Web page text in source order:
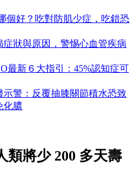
個好？吃對防肌少症，吃錯恐
狀與原因，警惕心血管疾病
最新６大指引：45%認知症可
警：反覆抽膝關節積水恐致
化膿
類將少 200 多天壽